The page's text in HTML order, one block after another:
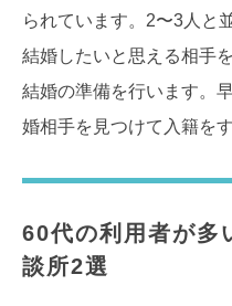
られています。2〜3人と
結婚したいと思える相手
結婚の準備を行います。
婚相手を見つけて入籍を
60代の利用者が多
談所2選